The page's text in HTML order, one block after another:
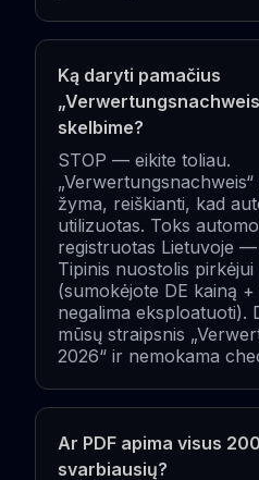
Ką daryti pamačius
skelbime?
STOP — eikite toliau.
žyma, reiškianti, kad
utilizuotas. Toks
registruotas Lietuvoje —
Tipinis nuostolis
(sumokėjote DE kainą
negalima eksploatuoti).
mūsų straipsnis
2026“ ir nemokama
Ar PDF apima visus
svarbiausių?